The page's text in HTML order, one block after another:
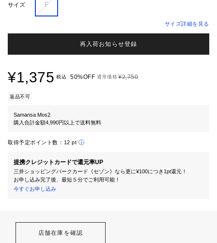
サイズ F
サイズ詳細を見る
再入荷お知らせ登録
¥1,375 税込 50%OFF 通常価格¥2,750
返品不可
Samansa Mos2
購入合計金額4,990円以上で送料無料
取得予定ポイント数： 12 pt
提携クレジットカードで還元率UP
三井ショッピングパークカード《セゾン》なら更に¥100につき1pt還元！
お申し込み完了後、最短５分でご利用可能！
今すぐお申し込み
店舗在庫を確認